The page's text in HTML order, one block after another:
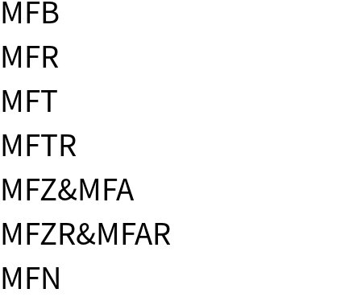
MFB
MFR
MFT
MFTR
MFZ&MFA
MFZR&MFAR
MFN